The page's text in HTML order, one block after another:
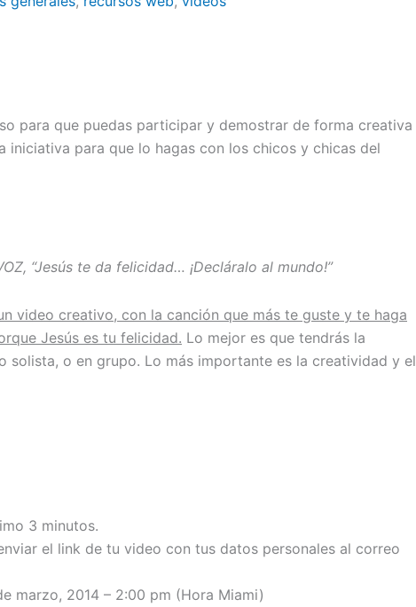
para que puedas participar y demostrar de forma creativa
iniciativa para que lo hagas con los chicos y chicas del
“Jesús te da felicidad… ¡Decláralo al mundo!”
video creativo, con la canción que más te guste y te haga
Jesús es tu felicidad. Lo mejor es que tendrás la
solista, o en grupo. Lo más importante es la creatividad y el
3 minutos.
el link de tu video con tus datos personales al correo
marzo, 2014 – 2:00 pm (Hora Miami)